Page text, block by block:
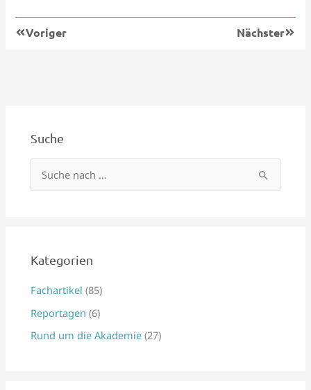
Voriger Nächster
Suche
e
n
a
c
Kategorien
Fachartikel (85)
Reportagen (6)
Rund um die Akademie (27)